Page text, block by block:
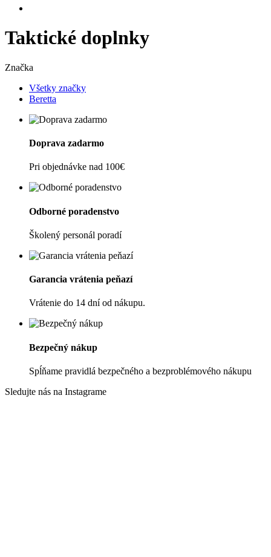
Taktické doplnky
Značka
Všetky značky
Beretta
Doprava zadarmo
Pri objednávke nad 100€
Odborné poradenstvo
Školený personál poradí
Garancia vrátenia peňazí
Vrátenie do 14 dní od nákupu.
Bezpečný nákup
Spĺňame pravidlá bezpečného a bezproblémového nákupu
Sledujte nás na Instagrame